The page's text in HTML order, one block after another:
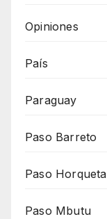
Opiniones
País
Paraguay
Paso Barreto
Paso Horqueta
Paso Mbutu